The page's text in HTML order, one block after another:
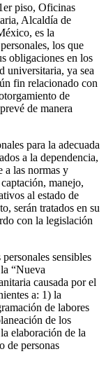
piso, Oficinas
Alcaldía de
es la
los que
obligaciones en los
universitaria, ya sea
fin relacionado con
de
de manera
para la adecuada
a la dependencia,
a las normas y
manejo,
al estado de
serán tratados en su
con la legislación
sensibles
“Nueva
causada por el
a: 1) la
de labores
de los
elaboración de la
de personas